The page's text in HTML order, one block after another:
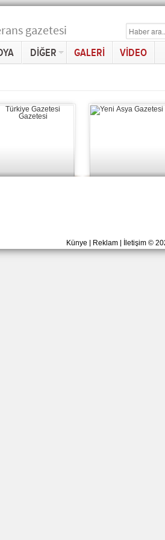
gazetesi
DİĞER GALERİ VİDEO
Künye | Reklam| İletişim©